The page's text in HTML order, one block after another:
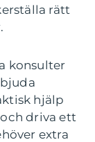
rätt
konsulter
hjälp
driva ett
extra